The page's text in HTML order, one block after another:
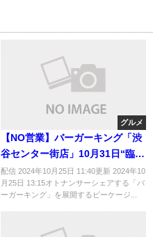
グルメ
【NO営業】バーガーキング「渋
谷センター街店」10月31日“臨時
休業”を発表 「ハロウィーンを
お休みします」
配信 2024年10月25日 11:40更新 2024年10
月25日 13:15オトナンサーシェアする「バ
ーガーキング」を展開するビーケージ...